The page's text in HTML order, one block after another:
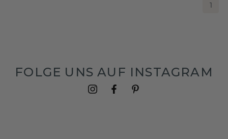
1
FOLGE UNS AUF INSTAGRAM